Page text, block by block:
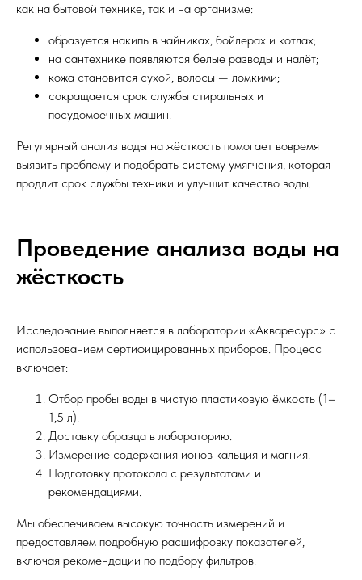
как на бытовой технике, так и на организме:
образуется накипь в чайниках, бойлерах и котлах;
на сантехнике появляются белые разводы и налёт;
кожа становится сухой, волосы — ломкими;
сокращается срок службы стиральных и
посудомоечных машин.
Регулярный анализ воды на жёсткость помогает вовремя
выявить проблему и подобрать систему умягчения, которая
продлит срок службы техники и улучшит качество воды.
Проведение анализа воды на
жёсткость
Исследование выполняется в лаборатории «Акваресурс» с
использованием сертифицированных приборов. Процесс
включает:
Отбор пробы воды в чистую пластиковую ёмкость (1–
1,5 л).
Доставку образца в лабораторию.
Измерение содержания ионов кальция и магния.
Подготовку протокола с результатами и
рекомендациями.
Мы обеспечиваем высокую точность измерений и
предоставляем подробную расшифровку показателей,
включая рекомендации по подбору фильтров.